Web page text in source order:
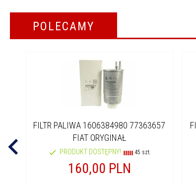
POLECAMY
FILTR PALIWA 1606384980 77363657
FIAT ORYGINAŁ
PRODUKT DOSTĘPNY! 45 szt.
160,00 PLN